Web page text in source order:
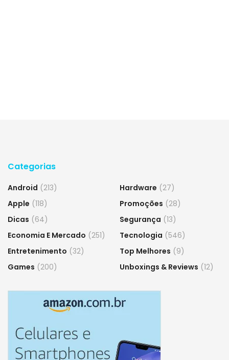
Categorias
Android (213)
Apple (118)
Dicas (64)
Economia E Mercado (251)
Entretenimento (32)
Games (200)
Hardware (27)
Promoções (28)
Segurança (13)
Tecnologia (546)
Top Melhores (9)
Unboxings & Reviews (12)